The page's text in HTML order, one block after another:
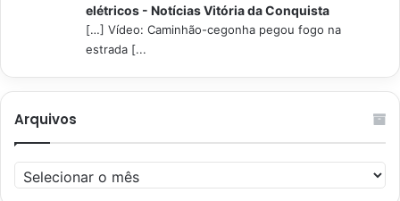
elétricos - Notícias Vitória da Conquista
[…] Vídeo: Caminhão-cegonha pegou fogo na
estrada [...
Arquivos
Arquivos